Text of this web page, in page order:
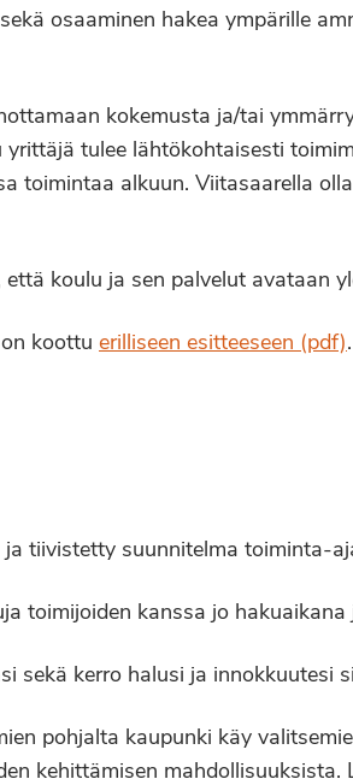
osaaminen hakea ympärille
kokemusta ja/tai
tulee lähtökohtaisesti
toimintaa alkuun. Viitasaarella
koulu ja sen palvelut avataan
koottu erilliseen esitteeseen (pdf)
ja tiivistetty suunnitelma toiminta-
toimijoiden kanssa jo
sekä kerro halusi ja innokkuutesi
pohjalta kaupunki käy
kehittämisen